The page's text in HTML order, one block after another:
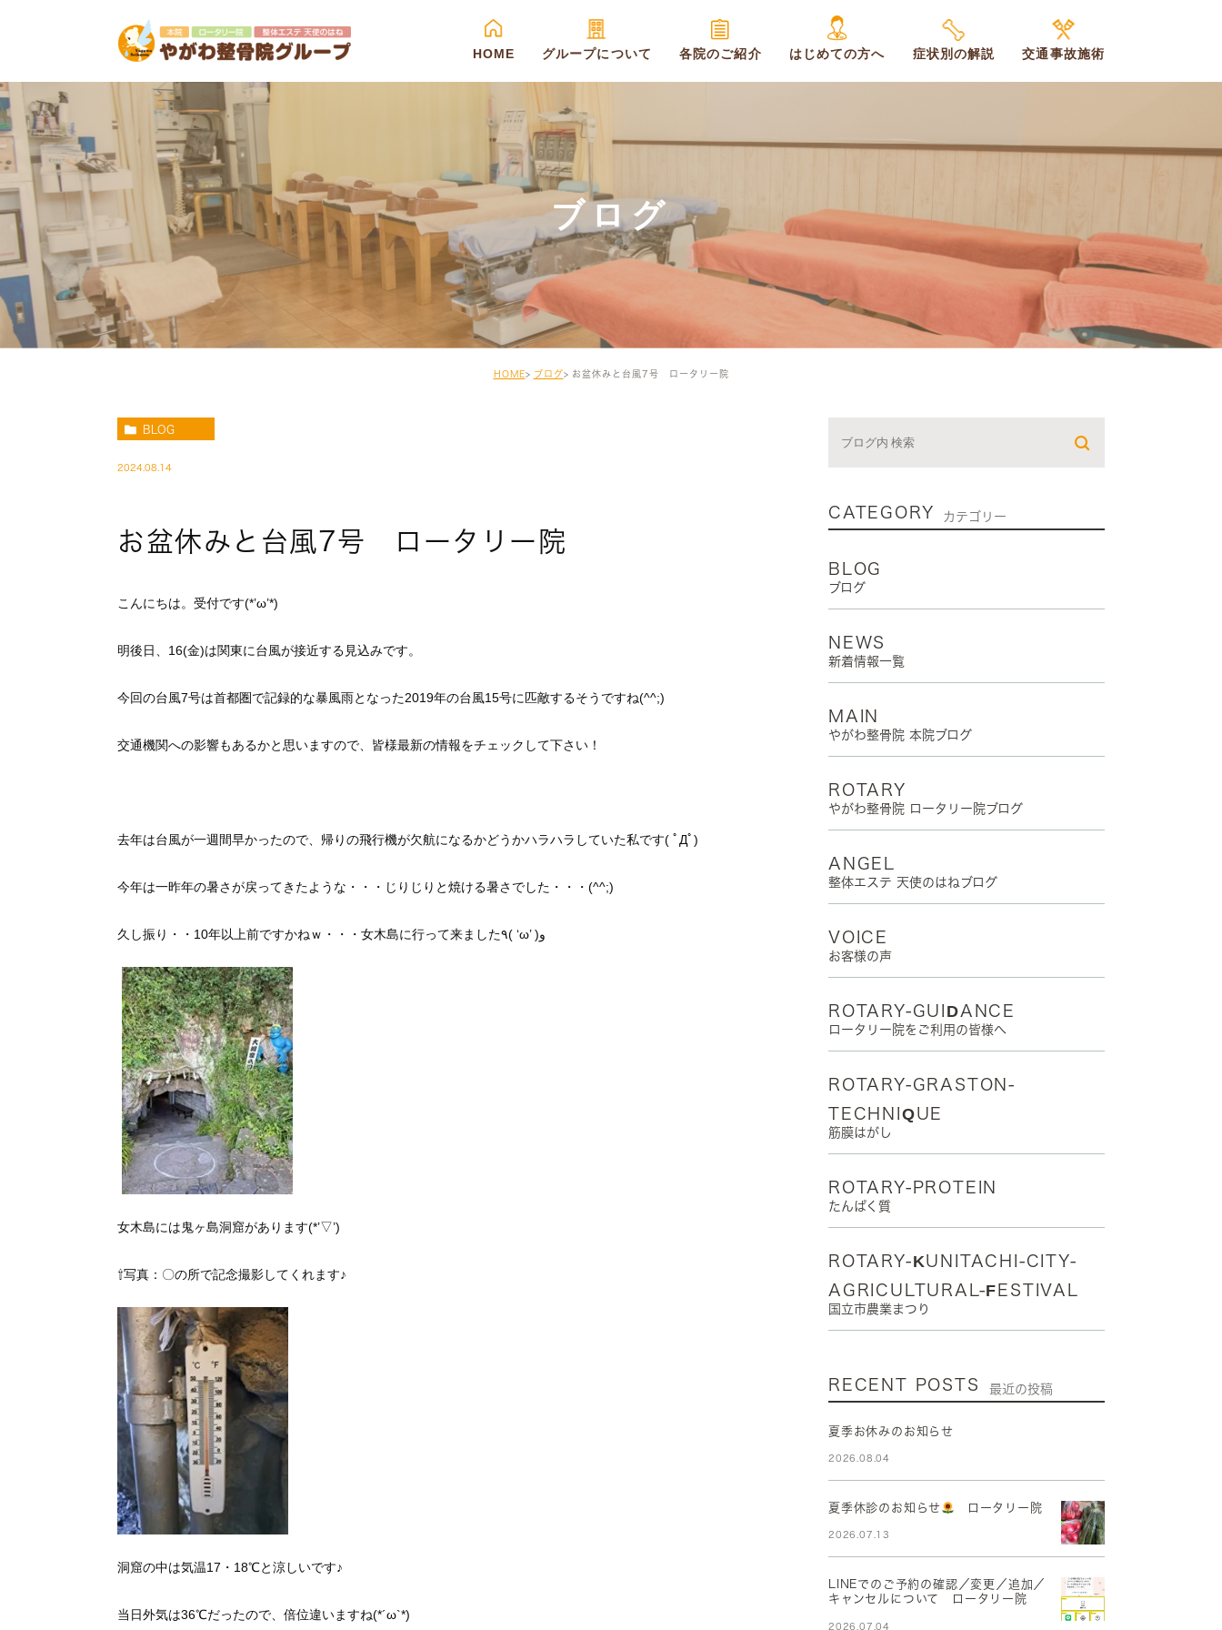
HOME グループについて 各院のご紹介 はじめての方へ 症状別の解説 交通事故施術
ブログ
HOME ブログ お盆休みと台風7号 ロータリー院
BLOG
2024.08.14
お盆休みと台風7号 ロータリー院
こんにちは。受付です(*’ω’*)
明後日、16(金)は関東に台風が接近する見込みです。
今回の台風7号は首都圏で記録的な暴風雨となった2019年の台風15号に匹敵するそうですね(^^;)
交通機関への影響もあるかと思いますので、皆様最新の情報をチェックして下さい！
去年は台風が一週間早かったので、帰りの飛行機が欠航になるかどうかハラハラしていた私です( ﾟДﾟ)
今年は一昨年の暑さが戻ってきたような・・・じりじりと焼ける暑さでした・・・(^^;)
久し振り・・10年以上前ですかねｗ・・・女木島に行って来ました٩( ‘ω’ )و
女木島には鬼ヶ島洞窟があります(*’▽’)
⇧写真：〇の所で記念撮影してくれます♪
洞窟の中は気温17・18℃と涼しいです♪
当日外気は36℃だったので、倍位違いますね(*´ω`*)
CATEGORY カテゴリー
BLOG
ブログ
NEWS
新着情報一覧
MAIN
やがわ整骨院 本院ブログ
ROTARY
やがわ整骨院 ロータリー院ブログ
ANGEL
整体エステ 天使のはねブログ
VOICE
お客様の声
ROTARY-GUIDANCE
ロータリー院をご利用の皆様へ
ROTARY-GRASTON-
TECHNIQUE
筋膜はがし
ROTARY-PROTEIN
たんぱく質
ROTARY-KUNITACHI-CITY-
AGRICULTURAL-FESTIVAL
国立市農業まつり
RECENT POSTS 最近の投稿
夏季お休みのお知らせ
2026.08.04
夏季休診のお知らせ ロータリー院
2026.07.13
LINEでのご予約の確認／変更／追加／
キャンセルについて ロータリー院
2026.07.04